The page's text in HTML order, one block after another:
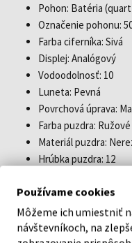
Pohon: Batéria
Označenie pohonu:
Farba ciferníka: Sivá
Displej: Analógový
Vodoodolnosť: 10
Luneta: Pevná
Povrchová úprava:
Farba puzdra:
Materiál puzdra:
Hrúbka puzdra: 12
Šírka puzdra: 42
Zadná strana puzdra:
Pohlavie: Pánske
Používame cookies
Môžeme ich umiestniť
návštevníkoch, na